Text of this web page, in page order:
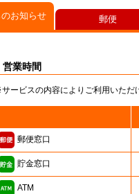
お知らせ
営業時間
ービスの内容によりご利用いただ
郵便窓口
貯金窓口
ATM
郵便